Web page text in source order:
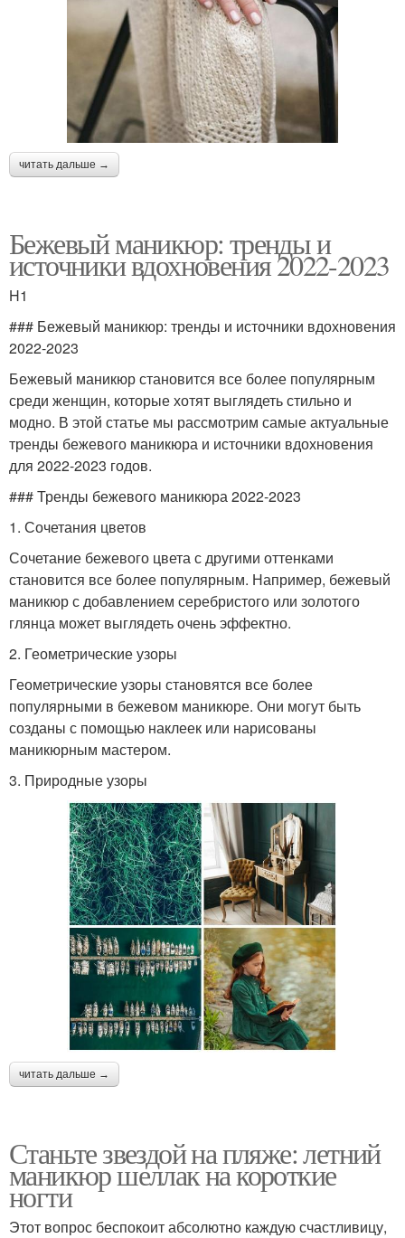
читать дальше →
Бежевый маникюр: тренды и
источники вдохновения 2022-2023
H1
### Бежевый маникюр: тренды и источники вдохновения
2022-2023
Бежевый маникюр становится все более популярным
среди женщин, которые хотят выглядеть стильно и
модно. В этой статье мы рассмотрим самые актуальные
тренды бежевого маникюра и источники вдохновения
для 2022-2023 годов.
### Тренды бежевого маникюра 2022-2023
1. Сочетания цветов
Сочетание бежевого цвета с другими оттенками
становится все более популярным. Например, бежевый
маникюр с добавлением серебристого или золотого
глянца может выглядеть очень эффектно.
2. Геометрические узоры
Геометрические узоры становятся все более
популярными в бежевом маникюре. Они могут быть
созданы с помощью наклеек или нарисованы
маникюрным мастером.
3. Природные узоры
читать дальше →
Станьте звездой на пляже: летний
маникюр шеллак на короткие
ногти
Этот вопрос беспокоит абсолютно каждую счастливицу,